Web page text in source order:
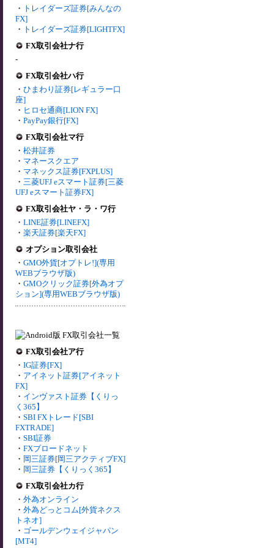
・ トレイダーズ証券[みんなの
FX]
・ トレイダーズ証券[LIGHTFX]
FX取引会社ナ行
-
FX取引会社ハ行
・ ひまわり証券[レギュラー口
座]
・ ヒロセ通商[LION FX]
・ PayPay銀行[FX]
FX取引会社マ行
・ 松井証券
・ マネースクエア
・ マネックス証券[FXPLUS]
・ 三菱UFJ eスマート証券[三菱
UFJ eスマート証券FX]
FX取引会社ヤ・ラ・ワ行
・ LINE証券[LINEFX]
・ 楽天証券[楽天FX]
オプション取引会社
・ GMO外貨[オプトレ!](専用
WEBブラウザ版)
・ GMOクリック証券[外為オプ
ション](専用WEBブラウザ版)
FX取引会社ア行
・ IG証券[FX]
・ アイネット証券[アイネット
FX]
・ インヴァスト証券【くりっ
く365】
・ SBI FXトレード[SBI
FXTRADE]
・ SBI証券
・ FXブロードネット
・ 岡三証券[岡三アクティブFX]
・ 岡三証券【くりっく365】
FX取引会社カ行
・ 外為オンライン
・ 外為どっとコム[外貨ネクス
トネオ]
・ ゴールデンウェイジャパン
[MT4]